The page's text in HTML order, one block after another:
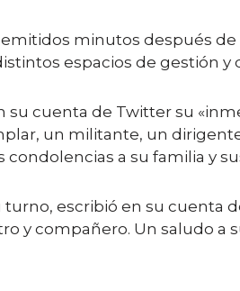
minutos después
espacios de gestión y
cuenta de Twitter su
un militante, un
a su familia y
escribió en su cuenta
y compañero. Un saludo a